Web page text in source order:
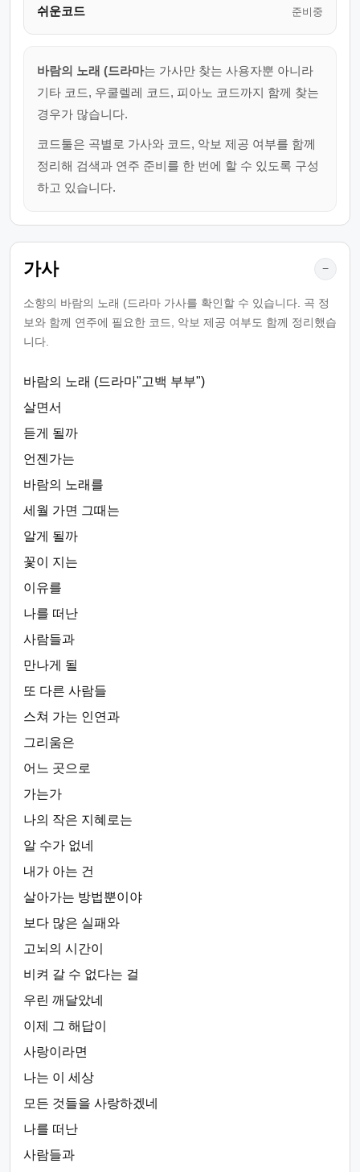
쉬운코드 준비중
바람의 노래 (드라마는 가사만 찾는 사용자뿐 아니라
기타 코드, 우쿨렐레 코드, 피아노 코드까지 함께 찾는
경우가 많습니다.
코드툴은 곡별로 가사와 코드, 악보 제공 여부를 함께
정리해 검색과 연주 준비를 한 번에 할 수 있도록 구성
하고 있습니다.
가사 −
소향의 바람의 노래 (드라마 가사를 확인할 수 있습니다. 곡 정
보와 함께 연주에 필요한 코드, 악보 제공 여부도 함께 정리했습
니다.
바람의 노래 (드라마"고백 부부")
살면서
듣게 될까
언젠가는
바람의 노래를
세월 가면 그때는
알게 될까
꽃이 지는
이유를
나를 떠난
사람들과
만나게 될
또 다른 사람들
스쳐 가는 인연과
그리움은
어느 곳으로
가는가
나의 작은 지혜로는
알 수가 없네
내가 아는 건
살아가는 방법뿐이야
보다 많은 실패와
고뇌의 시간이
비켜 갈 수 없다는 걸
우린 깨달았네
이제 그 해답이
사랑이라면
나는 이 세상
모든 것들을 사랑하겠네
나를 떠난
사람들과